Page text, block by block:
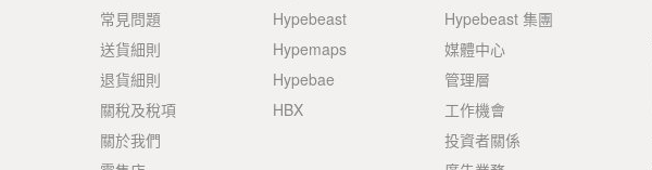
常見問題
送貨細則
退貨細則
關稅及稅項
關於我們
Hypebeast
Hypemaps
Hypebae
HBX
Hypebeast 集團
媒體中心
管理層
工作機會
投資者關係